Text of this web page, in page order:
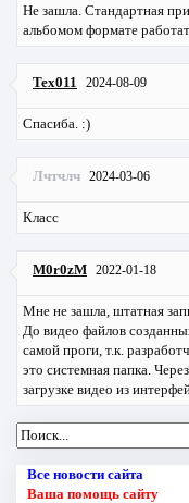
Не зашла. Стандартная
альбомом формате
Tex011 2024-08-09
Спасиба. :)
Лчтчлч 2024-03-06
Класс
M0r0zM 2022-01-18
Мне не зашла, штатная
До видео файлов
самой проги, т.к.
это системная папка.
загрузке видео из
Все новости сайта
Ваша помощь сайту